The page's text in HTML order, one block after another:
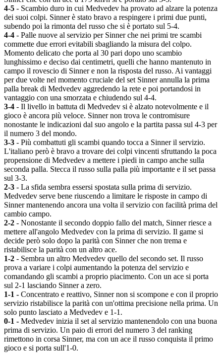
4-5 - Scambio duro in cui Medvedev ha provato ad alzare la potenza
dei suoi colpi. Sinner è stato bravo a respingere i primi due punti,
subendo poi la rimonta del russo che si è portato sul 5-4.
4-4 - Palle nuove al servizio per Sinner che nei primi tre scambi
commette due errori evitabili sbagliando la misura del colpo.
Momento delicato che porta al 30 pari dopo uno scambio
lunghissimo e deciso dai centimetri, quelli che hanno mantenuto in
campo il rovescio di Sinner e non la risposta del russo. Ai vantaggi
per due volte nel momento cruciale del set Sinner annulla la prima
palla break di Medvedev aggredendo la rete e poi portandosi in
vantaggio con una smorzata e chiudendo sul 4-4.
3-4 - Il livello in battuta di Medvedev si è alzato notevolmente e il
gioco è ancora più veloce. Sinner non trova le contromisure
nonostante le indicazioni dal suo angolo e la partita passa sul 4-3 per
il numero 3 del mondo.
3-3 - Più combattuti gli scambi quando tocca a Sinner il servizio.
L'italiano però è bravo a trovare dei colpi vincenti sfruttando la poca
propensione di Medvedev a mettere i piedi in campo anche sulla
seconda palla. Stecca il russo sulla palla più importante e il set passa
sul 3-3.
2-3 - La sfida sembra essersi spostata sulla prima di servizio.
Medvedev serve bene riuscendo a limitare le risposte in campo di
Sinner mantenendo ancora una volta il servizio con facilità prima del
cambio campo.
2-2 - Nonostante il secondo doppio fallo del match, Sinner riesce a
mettere all'angolo Medvedev con la prima di servizio. Il game si
decide però solo dopo la parità con Sinner che non trema e
ristabilisce la parità con un altro ace.
1-2 - Sembra un altro Medvedev quello del secondo set. Il russo
prova a variare i colpi aumentando la potenza del servizio e
comandando gli scambi a proprio piacimento. Con un ace si porta
sul 2-1 lasciando Sinner a zero.
1-1 - Concentrato e reattivo, Sinner non si scompone e con il proprio
servizio ristabilisce la parità con un'ottima precisione nella prima. Un
solo punto lasciato a Medvedev e 1-1.
0-1 - Medvedev inizia il set al servizio mantenendolo con una buona
prima di servizio. Un paio di errori del numero 3 del ranking
rimettono in corsa Sinner, ma con un ace il russo conquista il primo
gioco e si porta sull'1-0.